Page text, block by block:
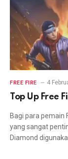
FREE FIRE 4
Top Up Free
Bagi para pemain
yang sangat
Diamond